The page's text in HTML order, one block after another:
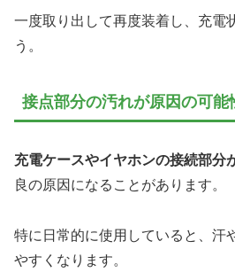
一度取り出して再度装着し、充電
う。
接点部分の汚れが原因の可能
充電ケースやイヤホンの接続部分
良の原因になることがあります。
特に日常的に使用していると、汗
やすくなります。